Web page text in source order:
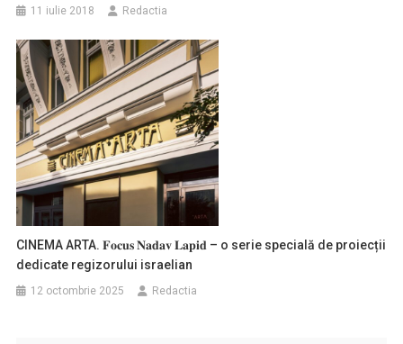
11 iulie 2018 Redactia
CINEMA ARTA. 𝐅𝐨𝐜𝐮𝐬 𝐍𝐚𝐝𝐚𝐯 𝐋𝐚𝐩𝐢𝐝 – o serie specială de proiecții
dedicate regizorului israelian
12 octombrie 2025 Redactia